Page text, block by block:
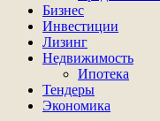
Бизнес
Инвестиции
Лизинг
Недвижимость
Ипотека
Тендеры
Экономика